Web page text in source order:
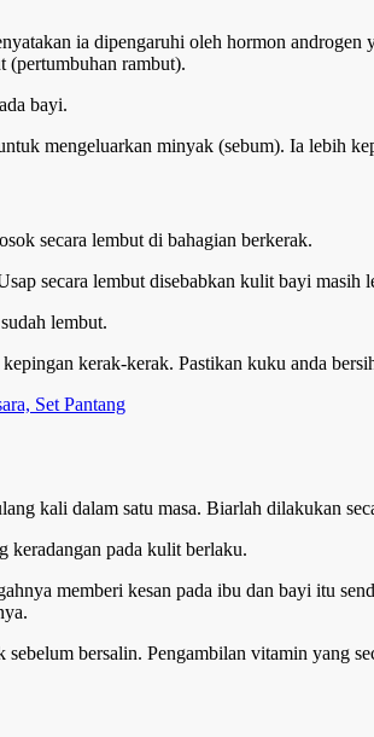
ia dipengaruhi oleh hormon
(pertumbuhan rambut).
bayi.
mengeluarkan minyak (sebum). Ia lebih
secara lembut di bahagian berkerak.
secara lembut disebabkan kulit bayi masih
lembut.
kerak-kerak. Pastikan kuku anda
kali dalam satu masa. Biarlah dilakukan
keradangan pada kulit berlaku.
memberi kesan pada ibu dan bayi itu
bersalin. Pengambilan vitamin yang